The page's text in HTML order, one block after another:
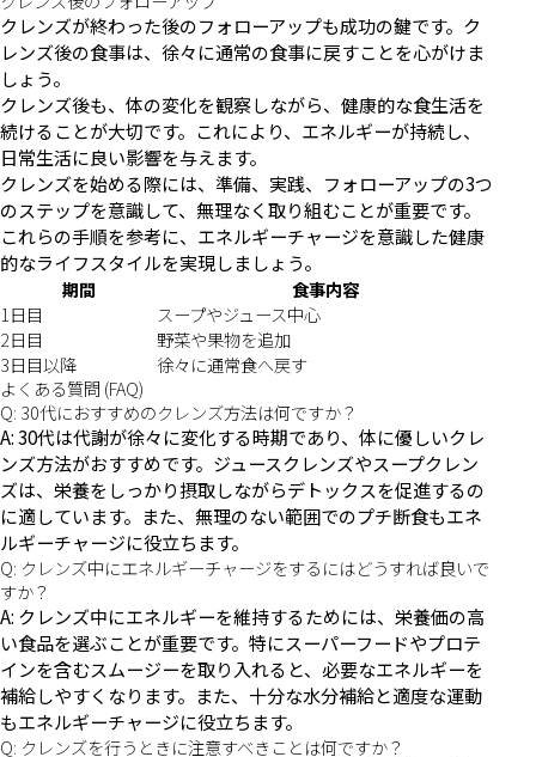
クレンズが終わった後のフォローアップも成功の鍵です。ク
レンズ後の食事は、徐々に通常の食事に戻すことを心がけま
しょう。
クレンズ後も、体の変化を観察しながら、健康的な食生活を
続けることが大切です。これにより、エネルギーが持続し、
日常生活に良い影響を与えます。
クレンズを始める際には、準備、実践、フォローアップの3つ
のステップを意識して、無理なく取り組むことが重要です。
これらの手順を参考に、エネルギーチャージを意識した健康
的なライフスタイルを実現しましょう。
期間
食事内容
1日目
スープやジュース中心
2日目
野菜や果物を追加
3日目以降
徐々に通常食へ戻す
よくある質問 (FAQ)
Q: 30代におすすめのクレンズ方法は何ですか？
A: 30代は代謝が徐々に変化する時期であり、体に優しいクレ
ンズ方法がおすすめです。ジュースクレンズやスープクレン
ズは、栄養をしっかり摂取しながらデトックスを促進するの
に適しています。また、無理のない範囲でのプチ断食もエネ
ルギーチャージに役立ちます。
Q: クレンズ中にエネルギーチャージをするにはどうすれば良いで
すか？
A: クレンズ中にエネルギーを維持するためには、栄養価の高
い食品を選ぶことが重要です。特にスーパーフードやプロテ
インを含むスムージーを取り入れると、必要なエネルギーを
補給しやすくなります。また、十分な水分補給と適度な運動
もエネルギーチャージに役立ちます。
Q: クレンズを行うときに注意すべきことは何ですか？